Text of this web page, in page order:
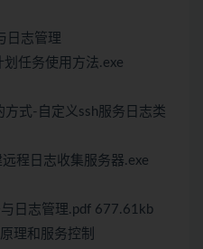
日志管理
任务使用方法.exe
式-自定义ssh服务日志类
程日志收集服务器.exe
日志管理.pdf 677.61kb
理和服务控制